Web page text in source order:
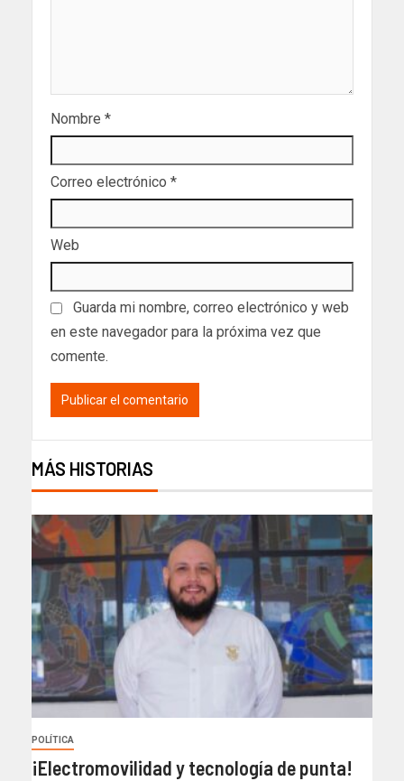
Nombre *
Correo electrónico *
Web
Guarda mi nombre, correo electrónico y web
en este navegador para la próxima vez que
comente.
MÁS HISTORIAS
POLÍTICA
¡Electromovilidad y tecnología de punta!